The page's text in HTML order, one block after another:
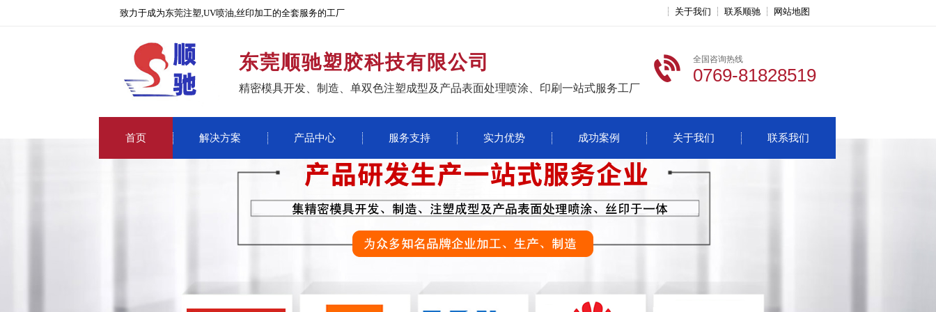
致力于成为东莞注塑,UV喷油,丝印加工的全套服务的工厂 关于我们 联系顺驰 网站地图
东莞顺驰塑胶科技有限公司
精密模具开发、制造、单双色注塑成型及产品表面处理喷涂、印刷一站式服务工厂
全国咨询热线
0769-81828519
首页 解决方案 产品中心 服务支持 实力优势 成功案例 关于我们 联系我们